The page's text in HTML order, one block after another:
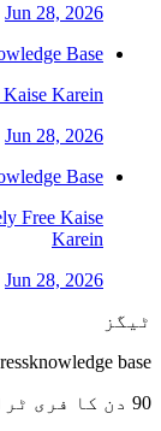
Jun 28, 2026
Base
Karein
Jun 28, 2026
Base
Free Kaise
Karein
Jun 28, 2026
ٹیگز
knowledge base
90 دن کا فری ٹرائل شروع کریں